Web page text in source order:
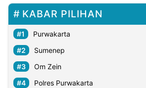
KABAR PILIHAN
Purwakarta
Sumenep
Om Zein
Polres Purwakarta